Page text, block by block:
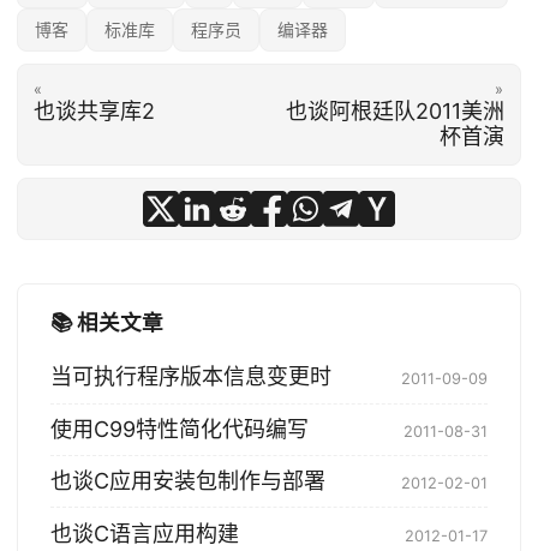
博客 标准库 程序员 编译器
«
也谈共享库2
»
也谈阿根廷队2011美洲
杯首演
📚 相关文章
当可执行程序版本信息变更时 2011-09-09
使用C99特性简化代码编写 2011-08-31
也谈C应用安装包制作与部署 2012-02-01
也谈C语言应用构建 2012-01-17